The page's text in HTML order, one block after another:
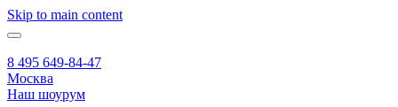
Skip to main content
8 495 649-84-47
Москва
Наш шоурум